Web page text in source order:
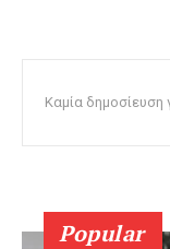
Καμία δημοσίευση
Popular